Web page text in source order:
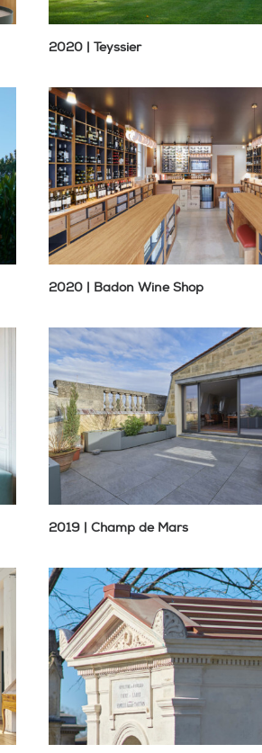
2020 | Teyssier
2020 | Badon Wine Shop
2019 | Champ de Mars